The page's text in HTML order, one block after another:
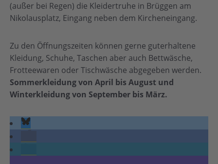
(außer bei Regen) die Kleidertruhe in Brüggen am
Nikolausplatz, Eingang neben dem Kircheneingang.
Zu den Öffnungszeiten können gerne guterhaltene
Kleidung, Schuhe, Taschen aber auch Bettwäsche,
Frotteewaren oder Tischwäsche abgegeben werden.
Sommerkleidung von April bis August und
Winterkleidung von September bis März.